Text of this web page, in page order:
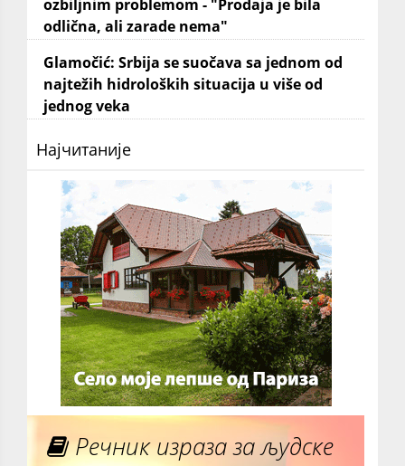
ozbiljnim problemom - "Prodaja je bila
odlična, ali zarade nema"
Glamočić: Srbija se suočava sa jednom od
najtežih hidroloških situacija u više od
jednog veka
Најчитаније
Речник израза за људске